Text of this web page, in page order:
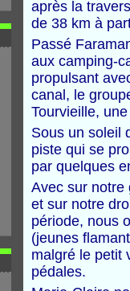
après la
de 38 km à
Passé
aux camping-
propulsant
canal, le
Tourvieille,
Sous un soleil
piste qui se
par quelques
Avec sur notre
et sur notre
période, nous
(jeunes
malgré le petit
pédales.